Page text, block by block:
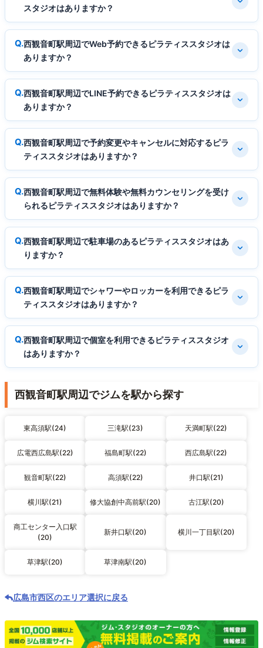
スタジオはありますか？
西観音町駅周辺でWeb予約できるピラティススタジオは
ありますか？
西観音町駅周辺でLINE予約できるピラティススタジオは
ありますか？
西観音町駅周辺で予約変更やキャンセルに対応するピラ
ティススタジオはありますか？
西観音町駅周辺で無料体験や無料カウンセリングを受け
られるピラティススタジオはありますか？
西観音町駅周辺で駐車場のあるピラティススタジオはあ
りますか？
西観音町駅周辺でシャワーやロッカーを利用できるピラ
ティススタジオはありますか？
西観音町駅周辺で個室を利用できるピラティススタジオ
はありますか？
西観音町駅周辺でジムを駅から探す
東高須駅(24) 三滝駅(23) 天満町駅(22)
広電西広島駅(22) 福島町駅(22) 西広島駅(22)
観音町駅(22) 高須駅(22) 井口駅(21)
横川駅(21) 修大協創中高前駅(20) 古江駅(20)
商工センター入口駅
(20)
新井口駅(20) 横川一丁目駅(20)
草津駅(20) 草津南駅(20)
広島市西区のエリア選択に戻る